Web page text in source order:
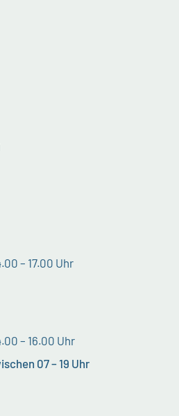
– 17.00 Uhr
– 16.00 Uhr
07 – 19 Uhr